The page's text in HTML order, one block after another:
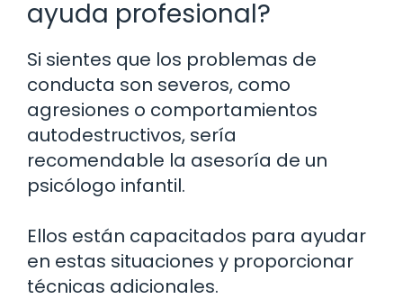
ayuda profesional?
Si sientes que los problemas de
conducta son severos, como
agresiones o comportamientos
autodestructivos, sería
recomendable la asesoría de un
psicólogo infantil.
Ellos están capacitados para ayudar
en estas situaciones y proporcionar
técnicas adicionales.